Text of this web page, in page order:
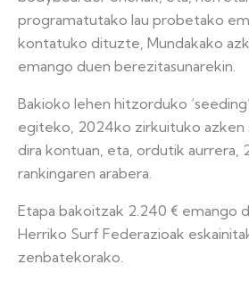
programatutako lau probetako
kontatuko dituzte, Mundakako
emango duen berezitasunarekin.
Bakioko lehen hitzorduko
egiteko, 2024ko zirkuituko azken
dira kontuan, eta, ordutik aurrera,
rankingaren arabera.
Etapa bakoitzak 2.240 € emango
Herriko Surf Federazioak
zenbatekorako.